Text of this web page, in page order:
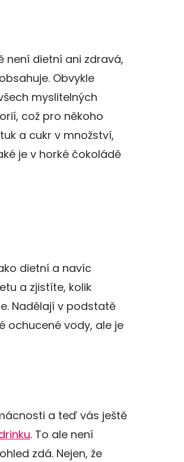
není dietní ani zdravá,
Obvykle
myslitelných
což pro někoho
a cukr v množství,
je v horké čokoládě
dietní a navíc
a zjistíte, kolik
Nadělají v podstatě
ochucené vody, ale je
a teď vás ještě
. To ale není
zdá. Nejen, že